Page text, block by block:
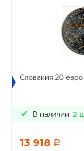
Словакия 20
В наличии: 2
13 918 a